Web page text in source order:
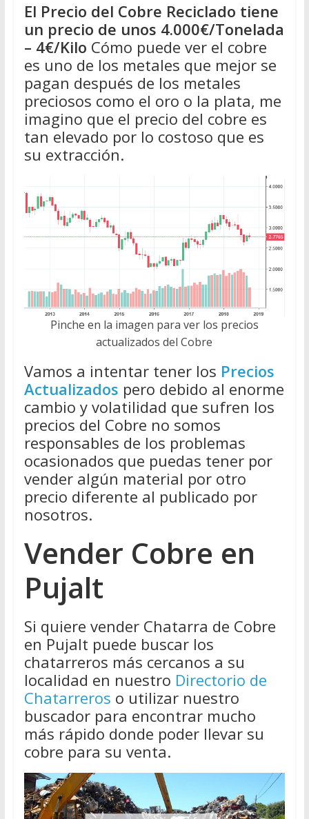
El Precio del Cobre Reciclado tiene
un precio de unos 4.000€/Tonelada
– 4€/Kilo Cómo puede ver el cobre
es uno de los metales que mejor se
pagan después de los metales
preciosos como el oro o la plata, me
imagino que el precio del cobre es
tan elevado por lo costoso que es
su extracción.
Pinche en la imagen para ver los precios
actualizados del Cobre
Vamos a intentar tener los Precios
Actualizados pero debido al enorme
cambio y volatilidad que sufren los
precios del Cobre no somos
responsables de los problemas
ocasionados que puedas tener por
vender algún material por otro
precio diferente al publicado por
nosotros.
Vender Cobre en
Pujalt
Si quiere vender Chatarra de Cobre
en Pujalt puede buscar los
chatarreros más cercanos a su
localidad en nuestro Directorio de
Chatarreros o utilizar nuestro
buscador para encontrar mucho
más rápido donde poder llevar su
cobre para su venta.